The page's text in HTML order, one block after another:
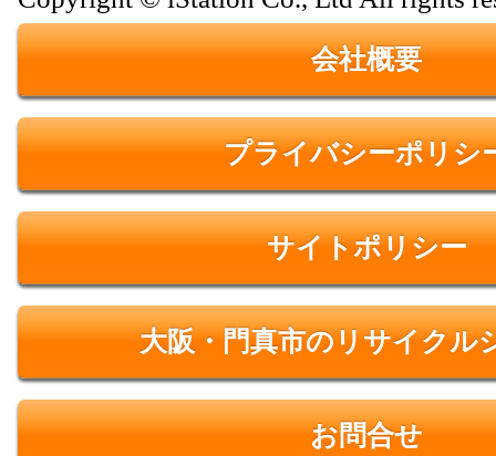
会社概要
プライバシーポリシ
サイトポリシー
大阪・門真市のリサイクル
お問合せ